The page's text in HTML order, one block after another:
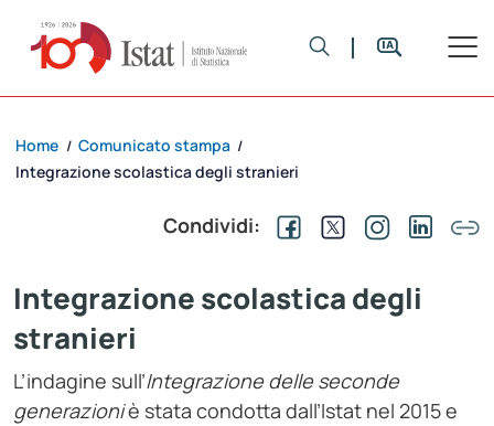
Home / Comunicato stampa /
Integrazione scolastica degli stranieri
Condividi:
Integrazione scolastica degli
stranieri
L’indagine sull’Integrazione delle seconde
generazioniè stata condotta dall’Istat nel 2015 e